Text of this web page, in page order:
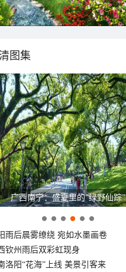
图集
广西南宁：盛夏里的“绿野仙踪”
雨后晨雾缭绕 宛如水墨画卷
钦州雨后双彩虹现身
洛阳“花海”上线 美景引客来